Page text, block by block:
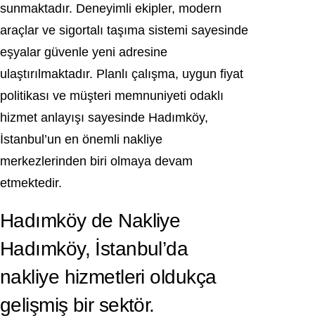
sunmaktadır. Deneyimli ekipler, modern
araçlar ve sigortalı taşıma sistemi sayesinde
eşyalar güvenle yeni adresine
ulaştırılmaktadır. Planlı çalışma, uygun fiyat
politikası ve müşteri memnuniyeti odaklı
hizmet anlayışı sayesinde Hadımköy,
İstanbul’un en önemli nakliye
merkezlerinden biri olmaya devam
etmektedir.
Hadımköy de Nakliye
Hadımköy, İstanbul’da
nakliye hizmetleri oldukça
gelişmiş bir sektör.